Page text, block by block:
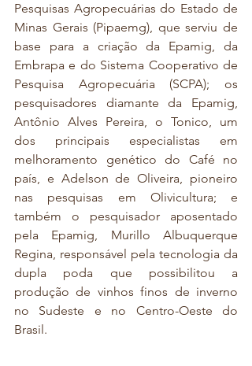
Pesquisas Agropecuárias do Estado de
Minas Gerais (Pipaemg), que serviu de
base para a criação da Epamig, da
Embrapa e do Sistema Cooperativo de
Pesquisa Agropecuária (SCPA); os
pesquisadores diamante da Epamig,
Antônio Alves Pereira, o Tonico, um
dos principais especialistas em
melhoramento genético do Café no
país, e Adelson de Oliveira, pioneiro
nas pesquisas em Olivicultura; e
também o pesquisador aposentado
pela Epamig, Murillo Albuquerque
Regina, responsável pela tecnologia da
dupla poda que possibilitou a
produção de vinhos finos de inverno
no Sudeste e no Centro-Oeste do
Brasil.